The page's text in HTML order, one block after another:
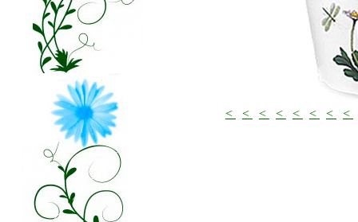
< < < < < < < <